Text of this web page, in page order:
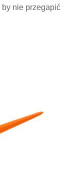
by nie przegapić